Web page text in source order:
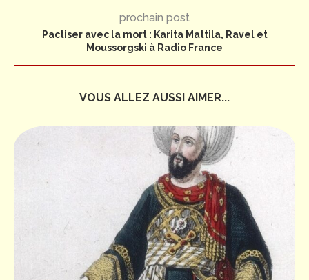
prochain post
Pactiser avec la mort : Karita Mattila, Ravel et
Moussorgski à Radio France
VOUS ALLEZ AUSSI AIMER...